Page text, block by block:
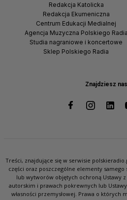
Znajdziesz
Redakcja Katolicka
Redakcja Ekumeniczna
Centrum Edukacji Medialnej
Agencja Muzyczna Polskiego Radia
Studia nagraniowe i koncertowe
Sklep Polskiego Radia
Treści, znajdujące się w serwisie
części oraz poszczególne elementy
lub wytworów objętych ochroną Ustawy
autorskim i prawach pokrewnych lub
własności przemysłowej. Prawa o których